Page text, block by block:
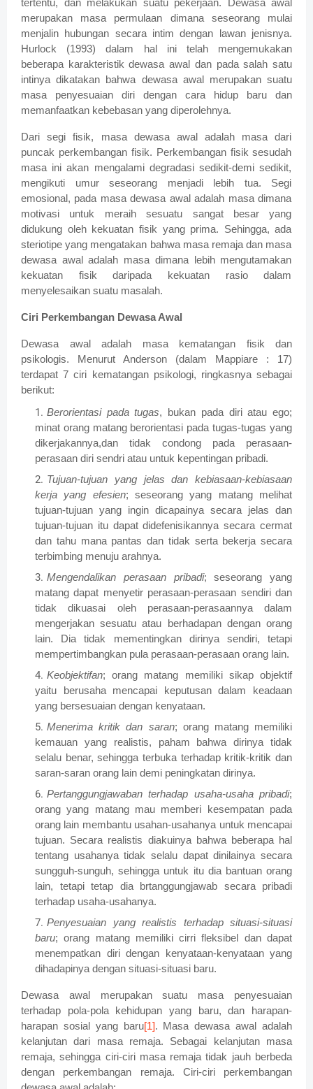
tertentu, dan melakukan suatu pekerjaan. Dewasa awal
merupakan masa permulaan dimana seseorang mulai
menjalin hubungan secara intim dengan lawan jenisnya.
Hurlock (1993) dalam hal ini telah mengemukakan
beberapa karakteristik dewasa awal dan pada salah satu
intinya dikatakan bahwa dewasa awal merupakan suatu
masa penyesuaian diri dengan cara hidup baru dan
memanfaatkan kebebasan yang diperolehnya.
Dari segi fisik, masa dewasa awal adalah masa dari
puncak perkembangan fisik. Perkembangan fisik sesudah
masa ini akan mengalami degradasi sedikit-demi sedikit,
mengikuti umur seseorang menjadi lebih tua. Segi
emosional, pada masa dewasa awal adalah masa dimana
motivasi untuk meraih sesuatu sangat besar yang
didukung oleh kekuatan fisik yang prima. Sehingga, ada
steriotipe yang mengatakan bahwa masa remaja dan masa
dewasa awal adalah masa dimana lebih mengutamakan
kekuatan fisik daripada kekuatan rasio dalam
menyelesaikan suatu masalah.
Ciri Perkembangan Dewasa Awal
Dewasa awal adalah masa kematangan fisik dan
psikologis. Menurut Anderson (dalam Mappiare : 17)
terdapat 7 ciri kematangan psikologi, ringkasnya sebagai
berikut:
Berorientasi pada tugas, bukan pada diri atau ego;
minat orang matang berorientasi pada tugas-tugas yang
dikerjakannya,dan tidak condong pada perasaan-
perasaan diri sendri atau untuk kepentingan pribadi.
Tujuan-tujuan yang jelas dan kebiasaan-kebiasaan
kerja yang efesien; seseorang yang matang melihat
tujuan-tujuan yang ingin dicapainya secara jelas dan
tujuan-tujuan itu dapat didefenisikannya secara cermat
dan tahu mana pantas dan tidak serta bekerja secara
terbimbing menuju arahnya.
Mengendalikan perasaan pribadi; seseorang yang
matang dapat menyetir perasaan-perasaan sendiri dan
tidak dikuasai oleh perasaan-perasaannya dalam
mengerjakan sesuatu atau berhadapan dengan orang
lain. Dia tidak mementingkan dirinya sendiri, tetapi
mempertimbangkan pula perasaan-perasaan orang lain.
Keobjektifan; orang matang memiliki sikap objektif
yaitu berusaha mencapai keputusan dalam keadaan
yang bersesuaian dengan kenyataan.
Menerima kritik dan saran; orang matang memiliki
kemauan yang realistis, paham bahwa dirinya tidak
selalu benar, sehingga terbuka terhadap kritik-kritik dan
saran-saran orang lain demi peningkatan dirinya.
Pertanggungjawaban terhadap usaha-usaha pribadi;
orang yang matang mau memberi kesempatan pada
orang lain membantu usahan-usahanya untuk mencapai
tujuan. Secara realistis diakuinya bahwa beberapa hal
tentang usahanya tidak selalu dapat dinilainya secara
sungguh-sunguh, sehingga untuk itu dia bantuan orang
lain, tetapi tetap dia brtanggungjawab secara pribadi
terhadap usaha-usahanya.
Penyesuaian yang realistis terhadap situasi-situasi
baru; orang matang memiliki cirri fleksibel dan dapat
menempatkan diri dengan kenyataan-kenyataan yang
dihadapinya dengan situasi-situasi baru.
Dewasa awal merupakan suatu masa penyesuaian
terhadap pola-pola kehidupan yang baru, dan harapan-
harapan sosial yang baru[1]. Masa dewasa awal adalah
kelanjutan dari masa remaja. Sebagai kelanjutan masa
remaja, sehingga ciri-ciri masa remaja tidak jauh berbeda
dengan perkembangan remaja. Ciri-ciri perkembangan